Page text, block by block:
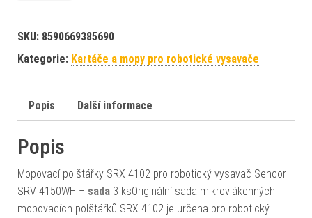
SKU: 8590669385690
Kategorie: Kartáče a mopy pro robotické vysavače
Popis Další informace
Popis
Mopovací polštářky SRX 4102 pro robotický vysavač Sencor
SRV 4150WH – sada 3 ksOriginální sada mikrovlákenných
mopovacích polštářků SRX 4102 je určena pro robotický